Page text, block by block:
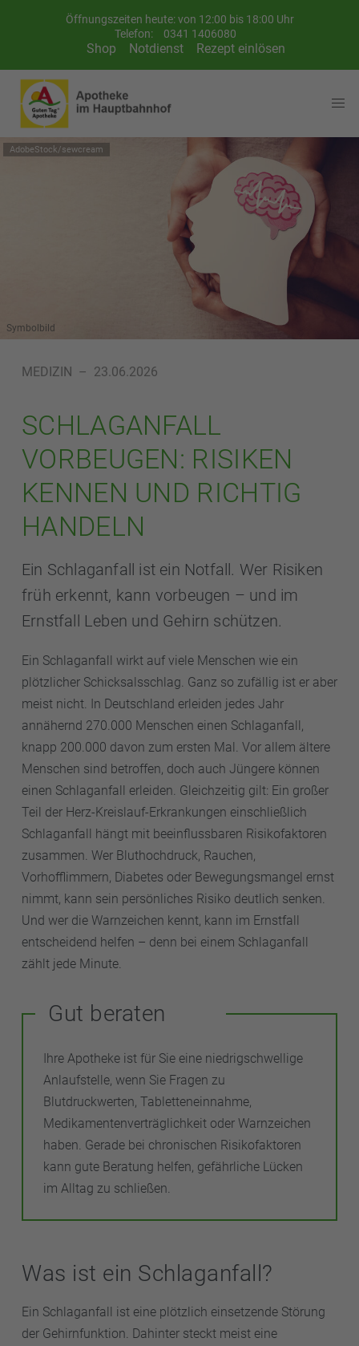
Öffnungszeiten heute: von 12:00 bis 18:00 Uhr
Telefon:
0341 1406080
Shop Notdienst Rezept einlösen
AdobeStock/sewcream
Symbolbild
MEDIZIN – 23.06.2026
SCHLAGANFALL
VORBEUGEN: RISIKEN
KENNEN UND RICHTIG
HANDELN
Ein Schlaganfall ist ein Notfall. Wer Risiken
früh erkennt, kann vorbeugen – und im
Ernstfall Leben und Gehirn schützen.
Ein Schlaganfall wirkt auf viele Menschen wie ein
plötzlicher Schicksalsschlag. Ganz so zufällig ist er aber
meist nicht. In Deutschland erleiden jedes Jahr
annähernd 270.000 Menschen einen Schlaganfall,
knapp 200.000 davon zum ersten Mal. Vor allem ältere
Menschen sind betroffen, doch auch Jüngere können
einen Schlaganfall erleiden. Gleichzeitig gilt: Ein großer
Teil der Herz-Kreislauf-Erkrankungen einschließlich
Schlaganfall hängt mit beeinflussbaren Risikofaktoren
zusammen. Wer Bluthochdruck, Rauchen,
Vorhofflimmern, Diabetes oder Bewegungsmangel ernst
nimmt, kann sein persönliches Risiko deutlich senken.
Und wer die Warnzeichen kennt, kann im Ernstfall
entscheidend helfen – denn bei einem Schlaganfall
zählt jede Minute.
Gut beraten
Ihre Apotheke ist für Sie eine niedrigschwellige
Anlaufstelle, wenn Sie Fragen zu
Blutdruckwerten, Tabletteneinnahme,
Medikamentenverträglichkeit oder Warnzeichen
haben. Gerade bei chronischen Risikofaktoren
kann gute Beratung helfen, gefährliche Lücken
im Alltag zu schließen.
Was ist ein Schlaganfall?
Ein Schlaganfall ist eine plötzlich einsetzende Störung
der Gehirnfunktion. Dahinter steckt meist eine